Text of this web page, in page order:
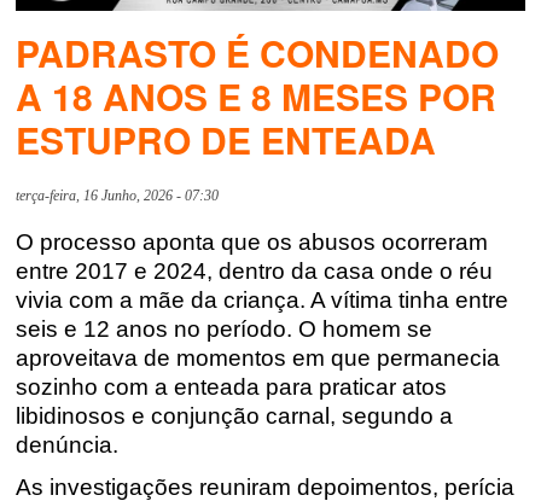
PADRASTO É CONDENADO
A 18 ANOS E 8 MESES POR
ESTUPRO DE ENTEADA
terça-feira, 16 Junho, 2026 - 07:30
O processo aponta que os abusos ocorreram
entre 2017 e 2024, dentro da casa onde o réu
vivia com a mãe da criança. A vítima tinha entre
seis e 12 anos no período. O homem se
aproveitava de momentos em que permanecia
sozinho com a enteada para praticar atos
libidinosos e conjunção carnal, segundo a
denúncia.
As investigações reuniram depoimentos, perícia